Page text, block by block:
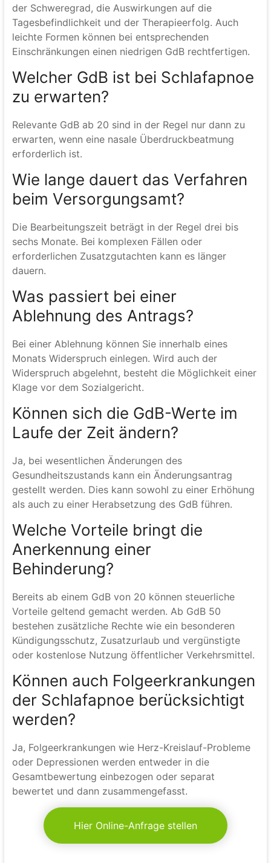
der Schweregrad, die Auswirkungen auf die
Tagesbefindlichkeit und der Therapieerfolg. Auch
leichte Formen können bei entsprechenden
Einschränkungen einen niedrigen GdB rechtfertigen.
Welcher GdB ist bei Schlafapnoe
zu erwarten?
Relevante GdB ab 20 sind in der Regel nur dann zu
erwarten, wenn eine nasale Überdruckbeatmung
erforderlich ist.
Wie lange dauert das Verfahren
beim Versorgungsamt?
Die Bearbeitungszeit beträgt in der Regel drei bis
sechs Monate. Bei komplexen Fällen oder
erforderlichen Zusatzgutachten kann es länger
dauern.
Was passiert bei einer
Ablehnung des Antrags?
Bei einer Ablehnung können Sie innerhalb eines
Monats Widerspruch einlegen. Wird auch der
Widerspruch abgelehnt, besteht die Möglichkeit einer
Klage vor dem Sozialgericht.
Können sich die GdB-Werte im
Laufe der Zeit ändern?
Ja, bei wesentlichen Änderungen des
Gesundheitszustands kann ein Änderungsantrag
gestellt werden. Dies kann sowohl zu einer Erhöhung
als auch zu einer Herabsetzung des GdB führen.
Welche Vorteile bringt die
Anerkennung einer
Behinderung?
Bereits ab einem GdB von 20 können steuerliche
Vorteile geltend gemacht werden. Ab GdB 50
bestehen zusätzliche Rechte wie ein besonderen
Kündigungsschutz, Zusatzurlaub und vergünstigte
oder kostenlose Nutzung öffentlicher Verkehrsmittel.
Können auch Folgeerkrankungen
der Schlafapnoe berücksichtigt
werden?
Ja, Folgeerkrankungen wie Herz-Kreislauf-Probleme
oder Depressionen werden entweder in die
Gesamtbewertung einbezogen oder separat
bewertet und dann zusammengefasst.
Hier Online-Anfrage stellen